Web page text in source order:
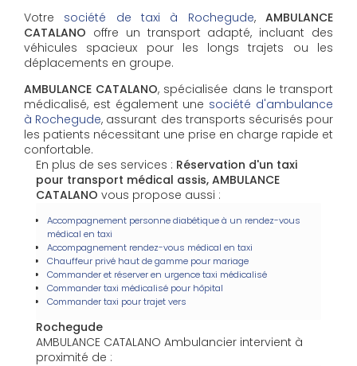
Votre société de taxi à Rochegude,AMBULANCE
CATALANO offre un transport adapté, incluant des
véhicules spacieux pour les longs trajets ou les
déplacements en groupe.
AMBULANCE CATALANO, spécialisée dans le transport
médicalisé, est également une société d'ambulance
à Rochegude, assurant des transports sécurisés pour
les patients nécessitant une prise en charge rapide et
confortable.
En plus de ses services : Réservation d'un taxi
pour transport médical assis, AMBULANCE
CATALANO vous propose aussi :
Accompagnement personne diabétique à un rendez-vous
médical en taxi
Accompagnement rendez-vous médical en taxi
Chauffeur privé haut de gamme pour mariage
Commander et réserver en urgence taxi médicalisé
Commander taxi médicalisé pour hôpital
Commander taxi pour trajet vers
Rochegude
AMBULANCE CATALANO Ambulancier intervient à
proximité de :